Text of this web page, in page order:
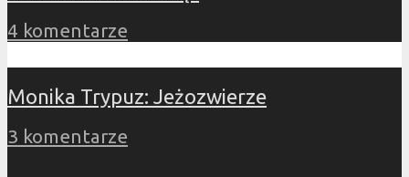
4 komentarze
Monika Trypuz: Jeżozwierze
3 komentarze